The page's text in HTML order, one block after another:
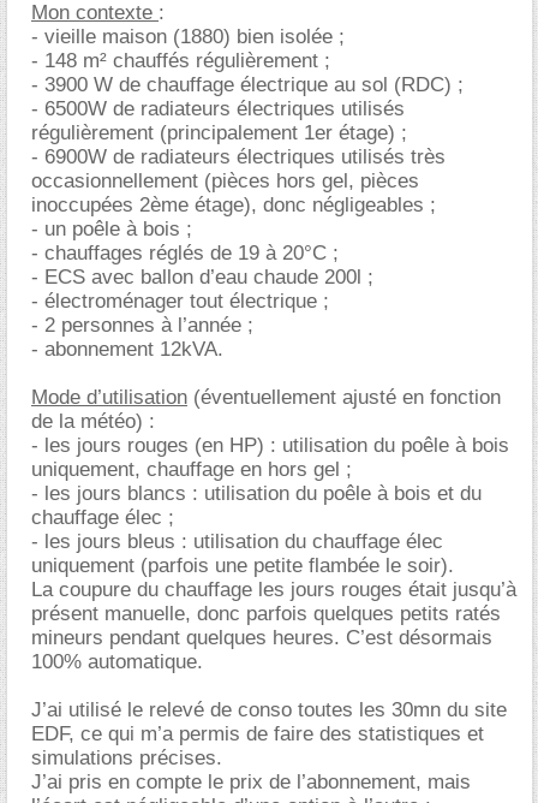
Mon contexte :
- vieille maison (1880) bien isolée ;
- 148 m² chauffés régulièrement ;
- 3900 W de chauffage électrique au sol (RDC) ;
- 6500W de radiateurs électriques utilisés
régulièrement (principalement 1er étage) ;
- 6900W de radiateurs électriques utilisés très
occasionnellement (pièces hors gel, pièces
inoccupées 2ème étage), donc négligeables ;
- un poêle à bois ;
- chauffages réglés de 19 à 20°C ;
- ECS avec ballon d’eau chaude 200l ;
- électroménager tout électrique ;
- 2 personnes à l’année ;
- abonnement 12kVA.
Mode d’utilisation (éventuellement ajusté en fonction
de la météo) :
- les jours rouges (en HP) : utilisation du poêle à bois
uniquement, chauffage en hors gel ;
- les jours blancs : utilisation du poêle à bois et du
chauffage élec ;
- les jours bleus : utilisation du chauffage élec
uniquement (parfois une petite flambée le soir).
La coupure du chauffage les jours rouges était jusqu’à
présent manuelle, donc parfois quelques petits ratés
mineurs pendant quelques heures. C’est désormais
100% automatique.
J’ai utilisé le relevé de conso toutes les 30mn du site
EDF, ce qui m’a permis de faire des statistiques et
simulations précises.
J’ai pris en compte le prix de l’abonnement, mais